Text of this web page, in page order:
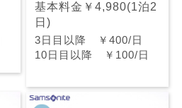
基本料金￥4,980(1泊2
日)
3日目以降 ￥400/日
10日目以降 ￥100/日